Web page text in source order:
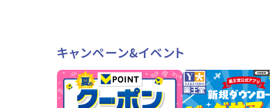
キャンペーン&イベント